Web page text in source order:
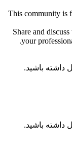
This community is
Share and
your
داشته باشید.
داشته باشید.